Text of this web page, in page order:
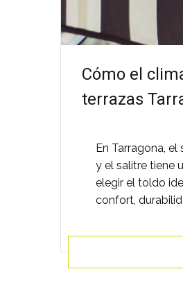
Cómo el
terrazas
En Tarragona,
y el salitre tiene
elegir el toldo
confort,